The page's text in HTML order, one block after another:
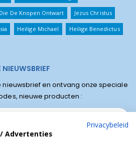
De Knopen Ontwart Jezus Christus
Heilige Michael Heilige Benedictus
nieuwsbrief en ontvang onze speciale
nieuwe producten :
Privacybeleid
Advertenties